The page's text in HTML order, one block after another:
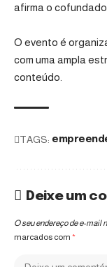
afirma o
O evento é
com uma ampla
conteúdo.
TAGS:
Deixe um
O seu endereço de e-mail
marcados com *